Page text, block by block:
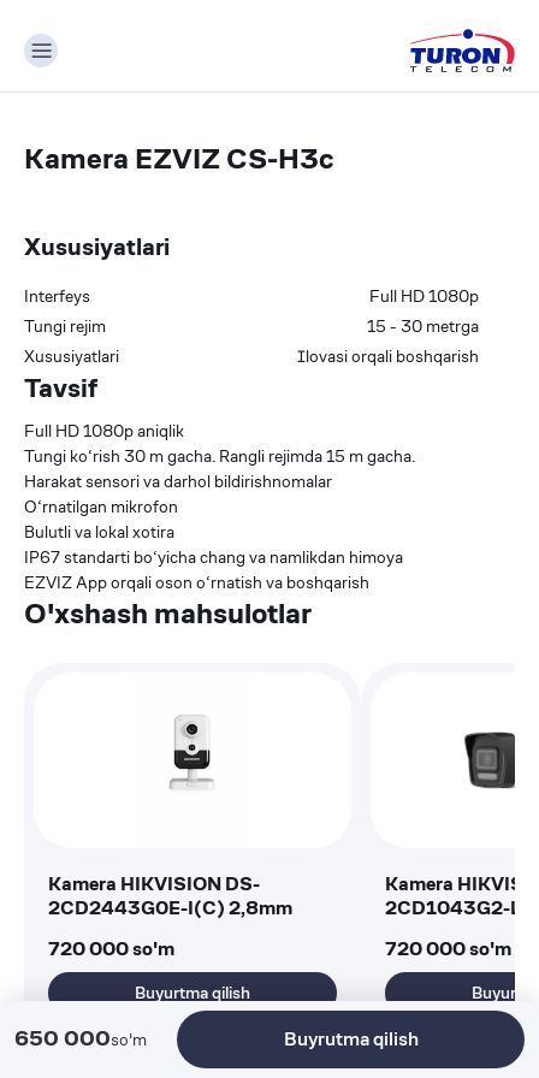
Kamera EZVIZ CS-H3c
Xususiyatlari
Interfeys
Full HD 1080p
Tungi rejim
15 - 30 metrga
Xususiyatlari
Ilovasi orqali boshqarish
650 000so'm Buyrutma qilish
Tavsif
Full HD 1080p aniqlik
Tungi ko‘rish 30 m gacha. Rangli rejimda 15 m gacha.
Harakat sensori va darhol bildirishnomalar
O‘rnatilgan mikrofon
Bulutli va lokal xotira
IP67 standarti bo‘yicha chang va namlikdan himoya
EZVIZ App orqali oson o‘rnatish va boshqarish
O'xshash mahsulotlar
Kamera HIKVISION DS-
2CD2443G0E-I(C) 2,8mm
720 000so'm
Buyurtma qilish
Kamera HIKVISION
2CD1043G2-
720 000so'm